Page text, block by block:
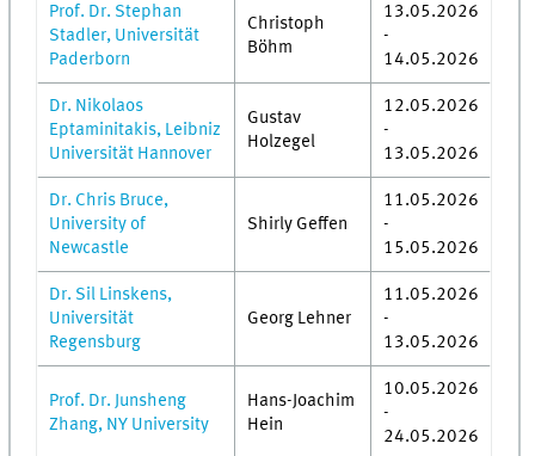
Prof. Dr. Stephan
Stadler, Universität
Paderborn
Christoph
Böhm
13.05.2026
-
14.05.2026
Dr. Nikolaos
Eptaminitakis, Leibniz
Universität Hannover
Gustav
Holzegel
12.05.2026
-
13.05.2026
Dr. Chris Bruce,
University of
Newcastle
Shirly Geffen
11.05.2026
-
15.05.2026
Dr. Sil Linskens,
Universität
Regensburg
Georg Lehner
11.05.2026
-
13.05.2026
Prof. Dr. Junsheng
Zhang, NY University
Hans-Joachim
Hein
10.05.2026
-
24.05.2026